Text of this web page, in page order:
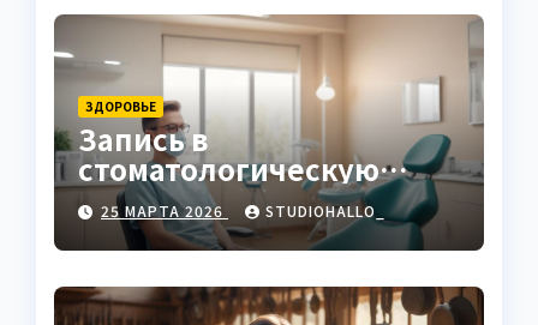
ЗДОРОВЬЕ
Запись в
стоматологическую
клинику
25 МАРТА 2026 STUDIOHALLO_